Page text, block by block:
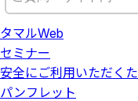
タマルWeb
セミナー
安全にご利用いただく
パンフレット